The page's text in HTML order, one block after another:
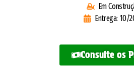
Em
Entrega: 10/
Consulte os